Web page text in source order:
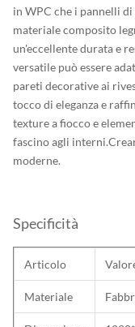
in WPC che i pannelli
materiale composito
un'eccellente durata e
versatile può essere
pareti decorative ai
tocco di eleganza e
texture a fiocco e
fascino agli
moderne.
Specificità
Articolo
Materiale